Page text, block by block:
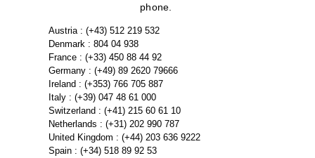
phone.
Austria : (+43) 512 219 532
Denmark : 804 04 938
France : (+33) 450 88 44 92
Germany : (+49) 89 2620 79666
Ireland : (+353) 766 705 887
Italy : (+39) 047 48 61 000
Switzerland : (+41) 215 60 61 10
Netherlands : (+31) 202 990 787
United Kingdom : (+44) 203 636 9222
Spain : (+34) 518 89 92 53